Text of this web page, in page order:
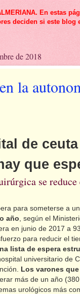
En estas
deciden si este blog
de 2018
la
de
que
se
para someterse a
año , según el
en junio de 2017 a
para reducir el
lista de espera
universitario de
Los varones
más de un año
urológicos más